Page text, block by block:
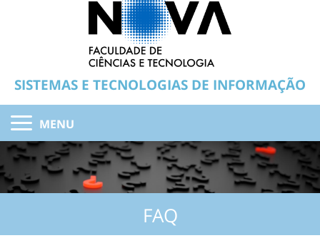
SISTEMAS E TECNOLOGIAS DE INFORMAÇÃO
MENU
FAQ